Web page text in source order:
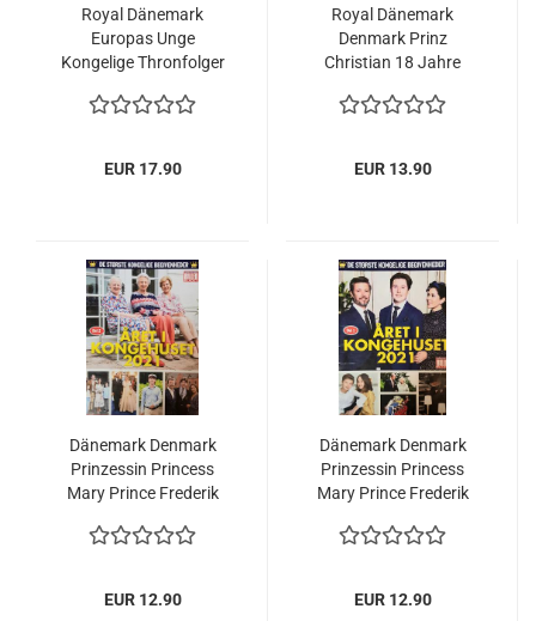
Royal Dänemark
Europas Unge
Kongelige Thronfolger
Dänisch 2024
EUR 17.90
Royal Dänemark
Denmark Prinz
Christian 18 Jahre
Mary 2023
EUR 13.90
Dänemark Denmark
Prinzessin Princess
Mary Prince Frederik
EUR 12.90
Dänemark Denmark
Prinzessin Princess
Mary Prince Frederik
EUR 12.90